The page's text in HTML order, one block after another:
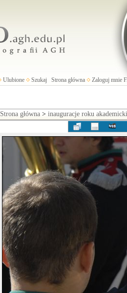
Ulubione Szukaj Strona główna Zaloguj mnie
Strona główna > inauguracje roku